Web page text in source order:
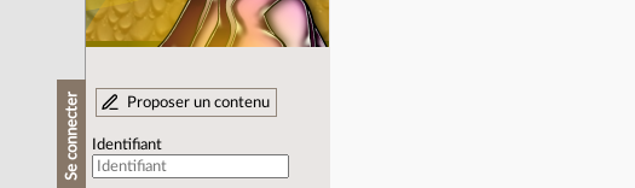
Se connecter Proposer un contenu
Identifiant